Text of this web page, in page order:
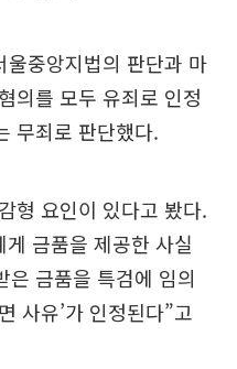
중앙지법의 판단과 마
의를 모두 유죄로 인정
무죄로 판단했다.
형 요인이 있다고 봤다.
금품을 제공한 사실
은 금품을 특검에 임의
사유’가 인정된다”고